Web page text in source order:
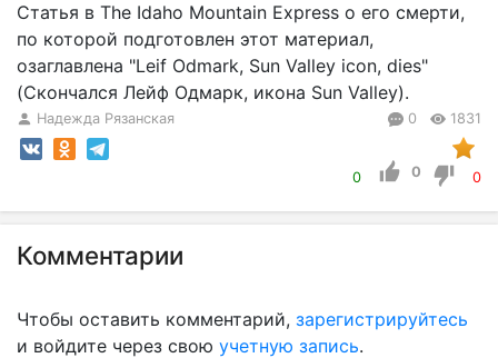
Статья в The Idaho Mountain Express о его смерти,
по которой подготовлен этот материал,
озаглавлена "Leif Odmark, Sun Valley icon, dies"
(Скончался Лейф Одмарк, икона Sun Valley).
Надежда Рязанская 0 1831
0 0 0
Комментарии
Чтобы оставить комментарий, зарегистрируйтесь
и войдите через свою учетную запись.